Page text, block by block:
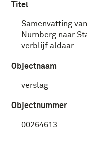
Titel
Samenvatting
Nürnberg naar
verblijf aldaar.
Objectnaam
verslag
Objectnummer
00264613